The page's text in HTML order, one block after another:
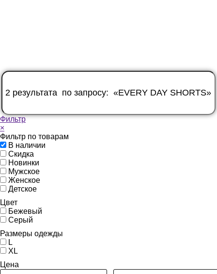
Фильтр
×
Фильтр по товарам
В наличии
Скидка
Новинки
Мужское
Женское
Детское
Цвет
Бежевый
Серый
Размеры одежды
L
XL
Цена